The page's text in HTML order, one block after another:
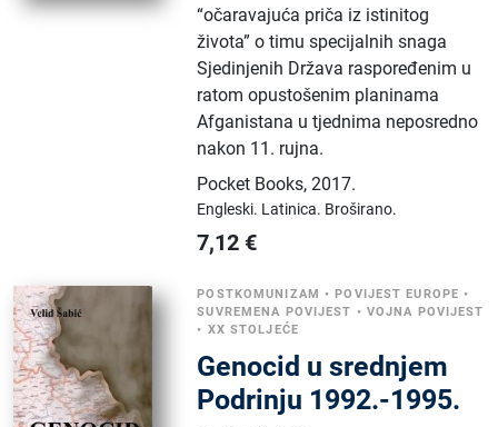
“očaravajuća priča iz istinitog
života” o timu specijalnih snaga
Sjedinjenih Država raspoređenim u
ratom opustošenim planinama
Afganistana u tjednima neposredno
nakon 11. rujna.
Pocket Books,2017.
Engleski. Latinica. Broširano.
7,12 €
POSTKOMUNIZAM •POVIJEST EUROPE •
SUVREMENA POVIJEST • VOJNA POVIJEST
• XX STOLJEĆE
Genocid u srednjem
Podrinju 1992.-1995.